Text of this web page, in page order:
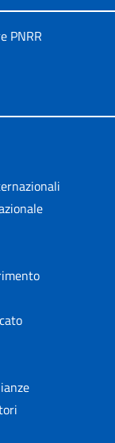
PNRR